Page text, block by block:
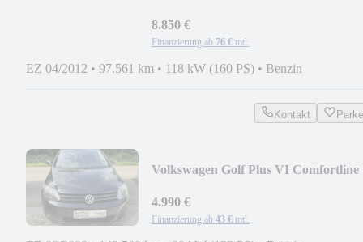
8.850 €
Finanzierung ab 76 € mtl.
EZ 04/2012 • 97.561 km • 118 kW (160 PS) • Benzin
Kontakt
Volkswagen Golf Plus VI Comfortline
4.990 €
Finanzierung ab 43 € mtl.